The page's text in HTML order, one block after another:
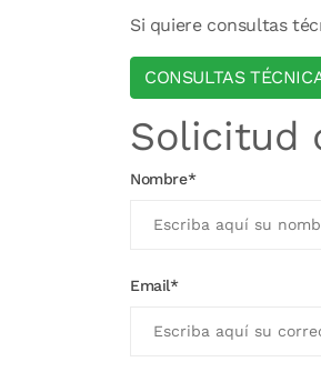
Si quiere consultas
CONSULTAS
Solicitud
Nombre*
Email*